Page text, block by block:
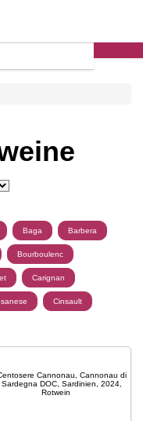
Baga Barbera
Bourboulenc
Carignan
Cinsault